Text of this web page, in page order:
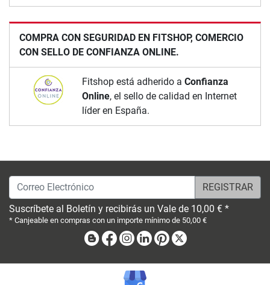
COMPRA CON SEGURIDAD EN FITSHOP, COMERCIO
CON SELLO DE CONFIANZA ONLINE.
Fitshop está adherido a Confianza
Online, el sello de calidad en Internet
líder en España.
Correo Electrónico
Suscríbete al Boletín y recibirás un Vale de 10,00 € *
* Canjeable en compras con un importe mínimo de 50,00 €
BlogFacebook
Instagram
LinkedinPinterest